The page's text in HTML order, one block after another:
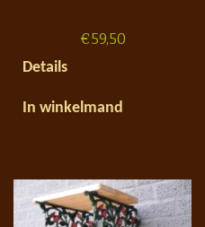
€59,50
Details
In winkelmand